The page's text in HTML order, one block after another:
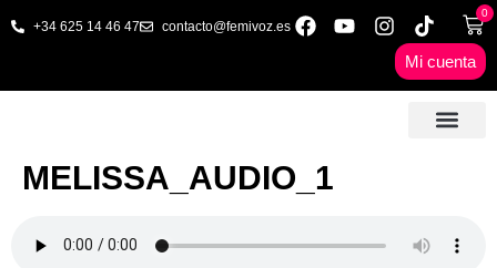
+34 625 14 46 47 contacto@femivoz.es
0
Mi cuenta
MELISSA_AUDIO_1